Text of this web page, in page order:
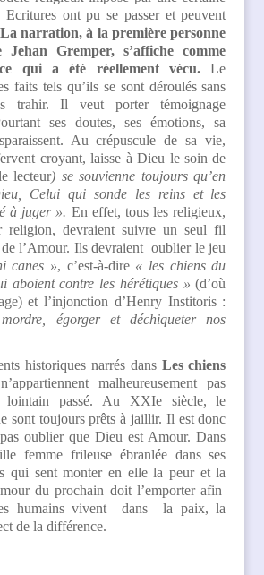
Ecritures ont pu se passer et peuvent
La narration, à la première personne
Gremper, s’affiche comme
qui a été réellement vécu.Le
faits tels qu’ils se sont déroulés sans
trahir. Il veut porter témoignage
ses doutes, ses émotions, sa
Au crépuscule de sa vie,
croyant, laisse à Dieu le soin de
lecteur) se souvienne toujours qu’en
Celui qui sonde les reins et les
à juger ». En effet, tous les religieux,
religion, devraient suivre un seul fil
l’Amour. Ils devraient oublier le jeu
canes », c’est-à-dire « les chiens du
aboient contre les hérétiques »(d’où
et l’injonction d’Henry Institoris :
égorger et déchiqueter nos
historiques narrés dans Les chiens
malheureusement pas
lointain passé. Au XXIe siècle, le
sont toujours prêts à jaillir. Il est donc
oublier que Dieu est Amour. Dans
femme frileuse ébranlée dans ses
qui sent monter en elle la peur et la
du prochain doit l’emporter afin
humains vivent dans la paix, la
de la différence.